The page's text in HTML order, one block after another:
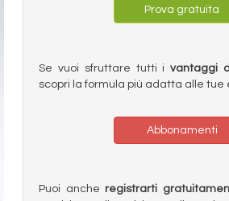
Prova gratuita
Se vuoi sfruttare tutti ivantaggi
scopri la formula più adatta alle tue
Abbonamenti
Puoi anche registrarti